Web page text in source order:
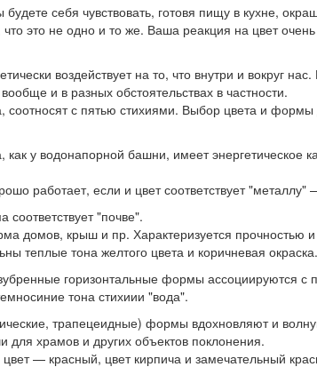
будете себя чувствовать, готовя пищу в кухне,
это не одно и то же. Ваша реакция на цвет
воздействует на то, что внутри и вокруг
и в разных обстоятельствах в частности.
соотносят с пятью стихиями. Выбор цвета и
как у водонапорной башни, имеет энергетическое
работает, если и цвет соответствует
соответствует "почве".
домов, крыш и пр. Характеризуется прочностью
теплые тона желтого цвета и коричневая окраска.
горизонтальные формы ассоциируются с
тона стихиии "вода".
трапецеидные) формы вдохновляют и
для храмов и других объектов поклонения.
— красный, цвет кирпича и замечательный